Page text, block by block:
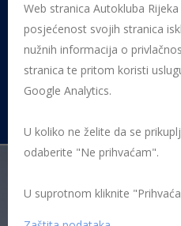
051 212 442 Centrala
Pon - Pet 08:00 - 16:00
Rujevica 9/1, 51000 Rijeka
Početna HAK Članstvo – isplati se
Web stranica Autokluba
posjećenost svojih stranica
nužnih informacija o
stranica te pritom koristi
Google Analytics.
U koliko ne želite da se
odaberite "Ne prihvaćam".
U suprotnom kliknite